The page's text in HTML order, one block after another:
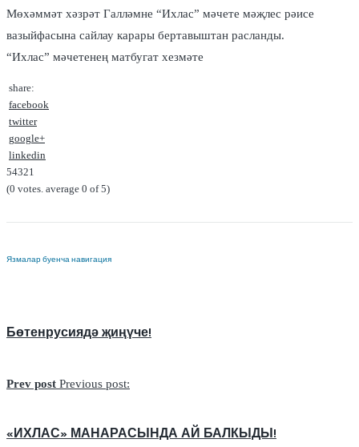
Мөхәммәт хәзрәт Галләмне “Ихлас” мәчете мәҗлес рәисе
вазыйфасына сайлау карары бертавыштан расланды.
“Ихлас” мәчетенең матбугат хезмәте
share:
facebook
twitter
google+
linkedin
54321
(0 votes. average 0 of 5)
Язмалар буенча навигация
Бөтенрусиядә җиңүче!
Prev post Previous post:
«ИХЛАС» МАНАРАСЫНДА АЙ БАЛКЫДЫ!